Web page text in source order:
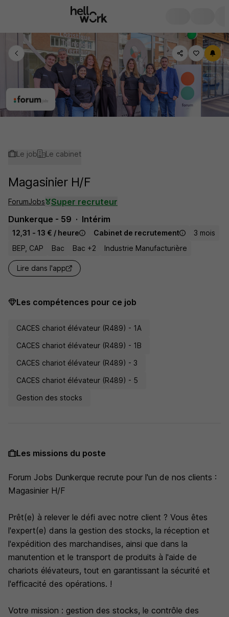
Le job Le cabinet
Magasinier H/F
ForumJobs
Super recruteur
Dunkerque - 59
Intérim
12,31 - 13 € / heure Cabinet de recrutement
3 mois
BEP, CAP
Bac Bac +2 Industrie Manufacturière
Lire dans l'app
Les compétences pour ce job
CACES chariot élévateur (R489) - 1A
CACES chariot élévateur (R489) - 1B
CACES chariot élévateur (R489) - 3
CACES chariot élévateur (R489) - 5
Gestion des stocks
Les missions du poste
Forum Jobs Dunkerque recrute pour l'un de nos clients :
Magasinier H/F
Prêt(e) à relever le défi avec notre client ? Vous êtes
l'expert(e) dans la gestion des stocks, la réception et
l'expédition des marchandises, ainsi que dans la
manutention et le transport de produits à l'aide de
chariots élévateurs, tout en garantissant la sécurité et
l'efficacité des opérations. !
Votre mission : gestion des stocks, le contrôle des